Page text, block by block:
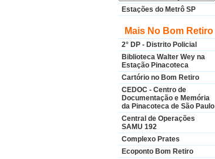
Estações do Metrô SP
Mais No Bom Retiro
2° DP - Distrito Policial
Biblioteca Walter Wey na
Estação Pinacoteca
Cartório no Bom Retiro
CEDOC - Centro de
Documentação e Memória
da Pinacoteca de São Paulo
Central de Operações
SAMU 192
Complexo Prates
Ecoponto Bom Retiro